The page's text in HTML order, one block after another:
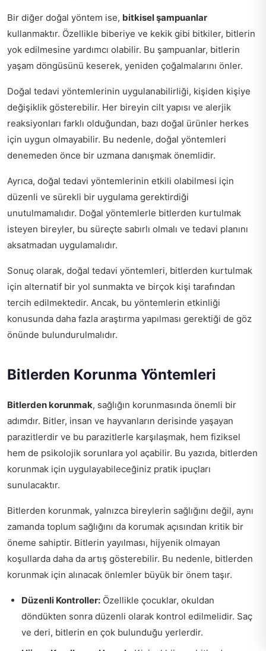
Bir diğer doğal yöntem ise, bitkisel şampuanlar
kullanmaktır. Özellikle biberiye ve kekik gibi bitkiler, bitlerin
yok edilmesine yardımcı olabilir. Bu şampuanlar, bitlerin
yaşam döngüsünü keserek, yeniden çoğalmalarını önler.
Doğal tedavi yöntemlerinin uygulanabilirliği, kişiden kişiye
değişiklik gösterebilir. Her bireyin cilt yapısı ve alerjik
reaksiyonları farklı olduğundan, bazı doğal ürünler herkes
için uygun olmayabilir. Bu nedenle, doğal yöntemleri
denemeden önce bir uzmana danışmak önemlidir.
Ayrıca, doğal tedavi yöntemlerinin etkili olabilmesi için
düzenli ve sürekli bir uygulama gerektirdiği
unutulmamalıdır. Doğal yöntemlerle bitlerden kurtulmak
isteyen bireyler, bu süreçte sabırlı olmalı ve tedavi planını
aksatmadan uygulamalıdır.
Sonuç olarak, doğal tedavi yöntemleri, bitlerden kurtulmak
için alternatif bir yol sunmakta ve birçok kişi tarafından
tercih edilmektedir. Ancak, bu yöntemlerin etkinliği
konusunda daha fazla araştırma yapılması gerektiği de göz
önünde bulundurulmalıdır.
Bitlerden Korunma Yöntemleri
Bitlerden korunmak, sağlığın korunmasında önemli bir
adımdır. Bitler, insan ve hayvanların derisinde yaşayan
parazitlerdir ve bu parazitlerle karşılaşmak, hem fiziksel
hem de psikolojik sorunlara yol açabilir. Bu yazıda, bitlerden
korunmak için uygulayabileceğiniz pratik ipuçları
sunulacaktır.
Bitlerden korunmak, yalnızca bireylerin sağlığını değil, aynı
zamanda toplum sağlığını da korumak açısından kritik bir
öneme sahiptir. Bitlerin yayılması, hijyenik olmayan
koşullarda daha da artış gösterebilir. Bu nedenle, bitlerden
korunmak için alınacak önlemler büyük bir önem taşır.
Düzenli Kontroller: Özellikle çocuklar, okuldan
döndükten sonra düzenli olarak kontrol edilmelidir. Saç
ve deri, bitlerin en çok bulunduğu yerlerdir.